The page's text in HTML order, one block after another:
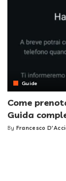
Guide
Come
Guida
Posted
By Francesco